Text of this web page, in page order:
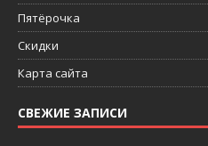
Пятёрочка
Скидки
Карта сайта
СВЕЖИЕ ЗАПИСИ